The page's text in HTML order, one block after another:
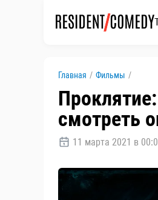
Главная / Фильмы /
смотреть
11 марта 2021 в